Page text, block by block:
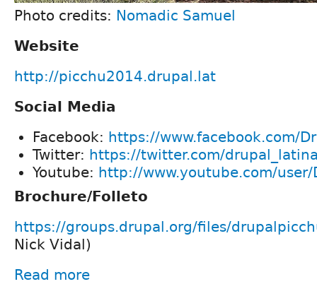
Photo credits: Nomadic Samuel
Website
http://picchu2014.drupal.lat
Social Media
Facebook: https://www.facebook.com/
Twitter: https://twitter.com/
Youtube: http://www.youtube.com/user/
Brochure/Folleto
https://groups.drupal.org/files/
Nick Vidal)
Read more